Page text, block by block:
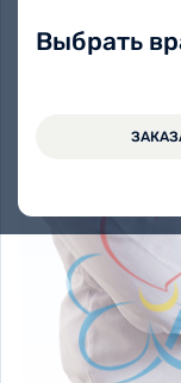
Выбрать